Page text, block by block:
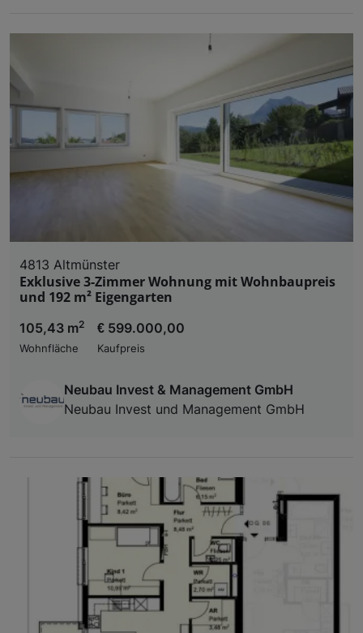
4813 Altmünster
Exklusive 3-Zimmer Wohnung mit Wohnbaupreis
und 192 m² Eigengarten
105,43 m2
Wohnfläche
€ 599.000,00
Kaufpreis
Neubau Invest & Management GmbH
Neubau Invest und Management GmbH